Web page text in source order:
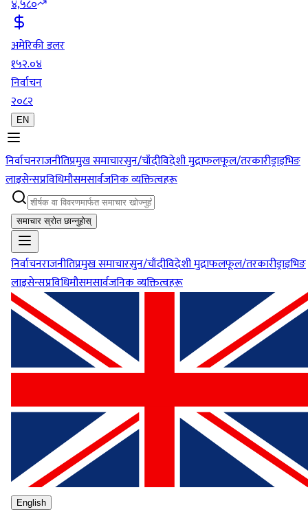
४,५८०
अमेरिकी डलर
१५२.०४
निर्वाचन
२०८२
EN
निर्वाचनराजनीतिप्रमुख समाचारसुन/चाँदीविदेशी मुद्राफलफूल/तरकारीड्राइभिङ
लाइसेन्सप्रविधिमौसमसार्वजनिक व्यक्तित्वहरू
समाचार स्रोत छान्नुहोस्
निर्वाचनराजनीतिप्रमुख समाचारसुन/चाँदीविदेशी मुद्राफलफूल/तरकारीड्राइभिङ
लाइसेन्सप्रविधिमौसमसार्वजनिक व्यक्तित्वहरू
English